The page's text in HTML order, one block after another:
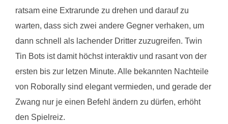
ratsam eine Extrarunde zu drehen und darauf zu
warten, dass sich zwei andere Gegner verhaken, um
dann schnell als lachender Dritter zuzugreifen. Twin
Tin Bots ist damit höchst interaktiv und rasant von der
ersten bis zur letzen Minute. Alle bekannten Nachteile
von Roborally sind elegant vermieden, und gerade der
Zwang nur je einen Befehl ändern zu dürfen, erhöht
den Spielreiz.